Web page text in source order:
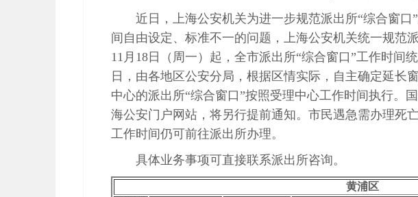
近日，上海公安机关为进一步规范派出所“综合窗
间自由设定、标准不一的问题，上海公安机关统一规范
11月18日（周一）起，全市派出所“综合窗口”工作时间
日，由各地区公安分局，根据区情实际，自主确定延长
中心的派出所“综合窗口”按照受理中心工作时间执行。
海公安门户网站，将另行提前通知。市民遇急需办理死
工作时间仍可前往派出所办理。
具体业务事项可直接联系派出所咨询。
黄浦区